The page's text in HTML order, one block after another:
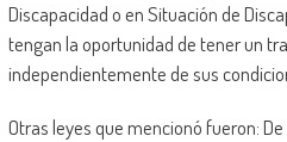
Discapacidad o en Situación de
tengan la oportunidad de tener un
independientemente de sus
Otras leyes que mencionó fueron: